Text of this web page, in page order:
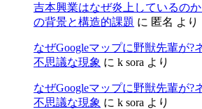
吉本興業はなぜ炎上しているの
の背景と構造的課題 に 匿名 より
なぜGoogleマップに野獣先輩が?
不思議な現象 に k sora より
なぜGoogleマップに野獣先輩が?
不思議な現象 に k sora より